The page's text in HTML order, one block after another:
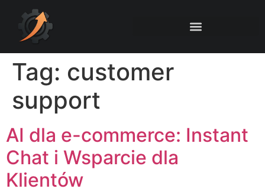
Tag: customer
support
AI dla e-commerce: Instant
Chat i Wsparcie dla
Klientów